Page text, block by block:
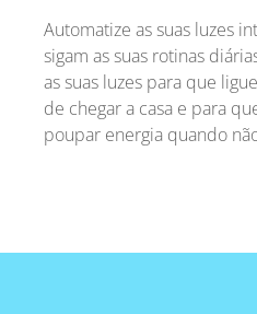
Automatize as suas luzes
sigam as suas rotinas
as suas luzes para que
de chegar a casa e para
poupar energia quando